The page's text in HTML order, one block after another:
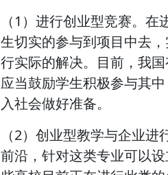
（1）进行创业型竞赛。
生切实的参与到项目中去
行实际的解决。目前，我
应当鼓励学生积极参与其
入社会做好准备。
（2）创业型教学与企业
前沿，针对这类专业可以